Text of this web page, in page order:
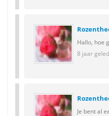
Hallo, hoe
8 jaar
Je bent al